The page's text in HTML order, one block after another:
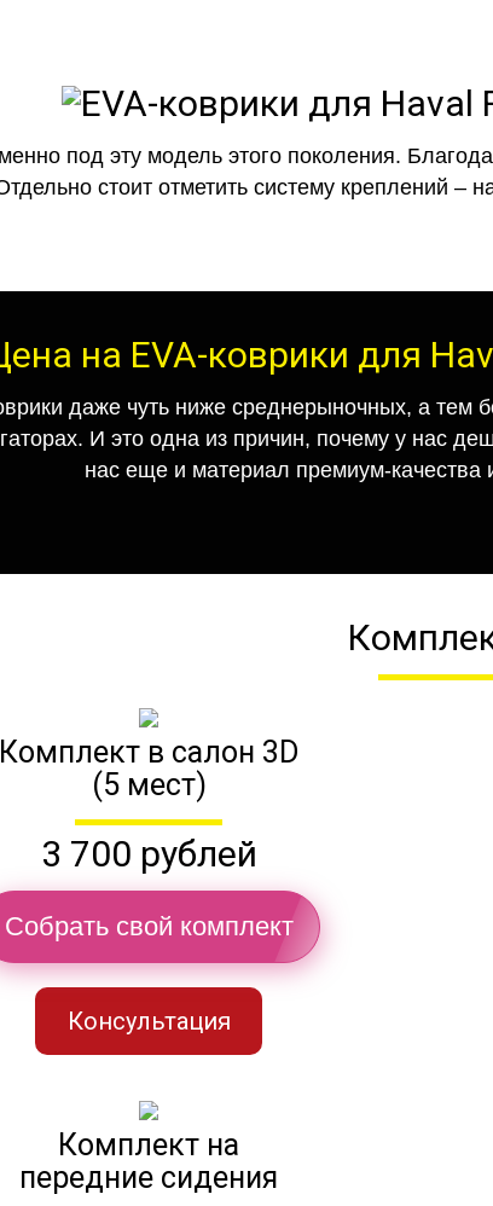
под эту модель этого поколения.
стоит отметить систему креплений –
на EVA-коврики для
даже чуть ниже среднерыночных, а тем
И это одна из причин, почему у нас
нас еще и материал премиум-
Комплект в салон 3D
(5 мест)
3 700 рублей
Собрать свой комплект
Консультация
Комплект на
передние сидения